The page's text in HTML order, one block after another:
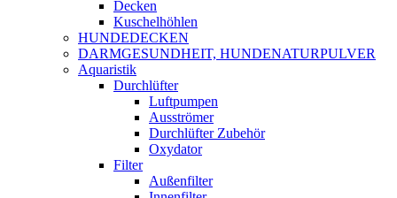
Decken
Kuschelhöhlen
HUNDEDECKEN
DARMGESUNDHEIT, HUNDENATURPULVER
Aquaristik
Durchlüfter
Luftpumpen
Ausströmer
Durchlüfter Zubehör
Oxydator
Filter
Außenfilter